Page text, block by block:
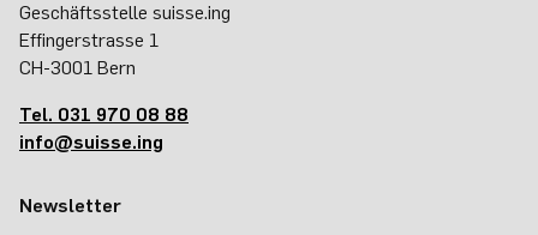
Geschäftsstelle suisse.ing
Effingerstrasse 1
CH-3001 Bern
Tel. 031 970 08 88
info@suisse.ing
Newsletter